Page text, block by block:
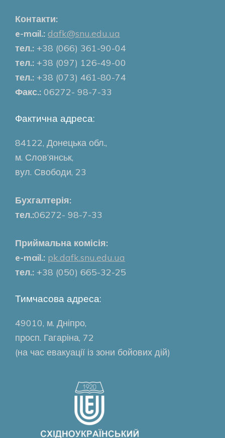
Контакти:
e-mail.: dafk@snu.edu.ua
тел.: +38 (066) 361-90-04
тел.: +38 (097) 126-49-00
тел.: +38 (073) 461-80-74
Факс.: 06272- 98-7-33
Фактична адреса:
84122, Донецька обл.,
м. Слов’янськ,
вул. Свободи, 23
Бухгалтерія:
тел.:06272- 98-7-33
Приймальна комісія:
e-mail.: pk.dafk.snu.edu.ua
тел.: +38 (050) 665-32-25
Тимчасова адреса:
49010, м. Дніпро,
просп. Гагаріна, 72
(на час евакуації із зони бойових дій)